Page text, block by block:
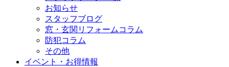
お知らせ
スタッフブログ
窓・玄関リフォームコラム
防犯コラム
その他
イベント・お得情報